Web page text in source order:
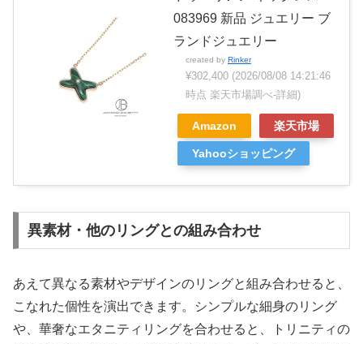
083969 新品 ジュエリー ブ
ランドジュエリー
created by Rinker
¥302,400 (2026/08/08 14:21:46
時点 楽天市場調べ-詳細)
Amazon 楽天市場
Yahooショッピング
異素材・他のリングとの組み合わせ
あえて異なる素材やデザインのリングと組み合わせると、
こなれた個性を演出できます。シンプルな細身のリング
や、華奢なエタニティリングを合わせると、トリニティの